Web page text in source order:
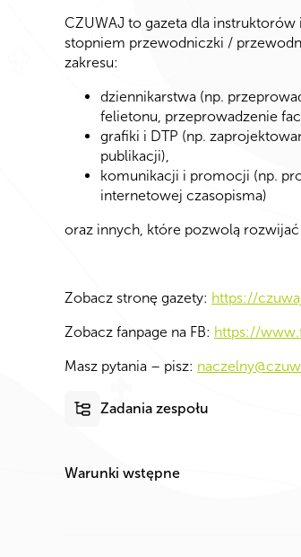
CZUWAJ to gazeta dla
stopniem przewodniczki /
zakresu:
dziennikarstwa (np.
felietonu, przeprowadzenie
grafiki i DTP (np.
publikacji),
komunikacji i promocji (np.
internetowej czasopisma)
oraz innych, które pozwolą rozwijać
Zobacz stronę gazety: https://
Zobacz fanpage na FB: https://
Masz pytania – pisz:
Zadania zespołu
Warunki wstępne